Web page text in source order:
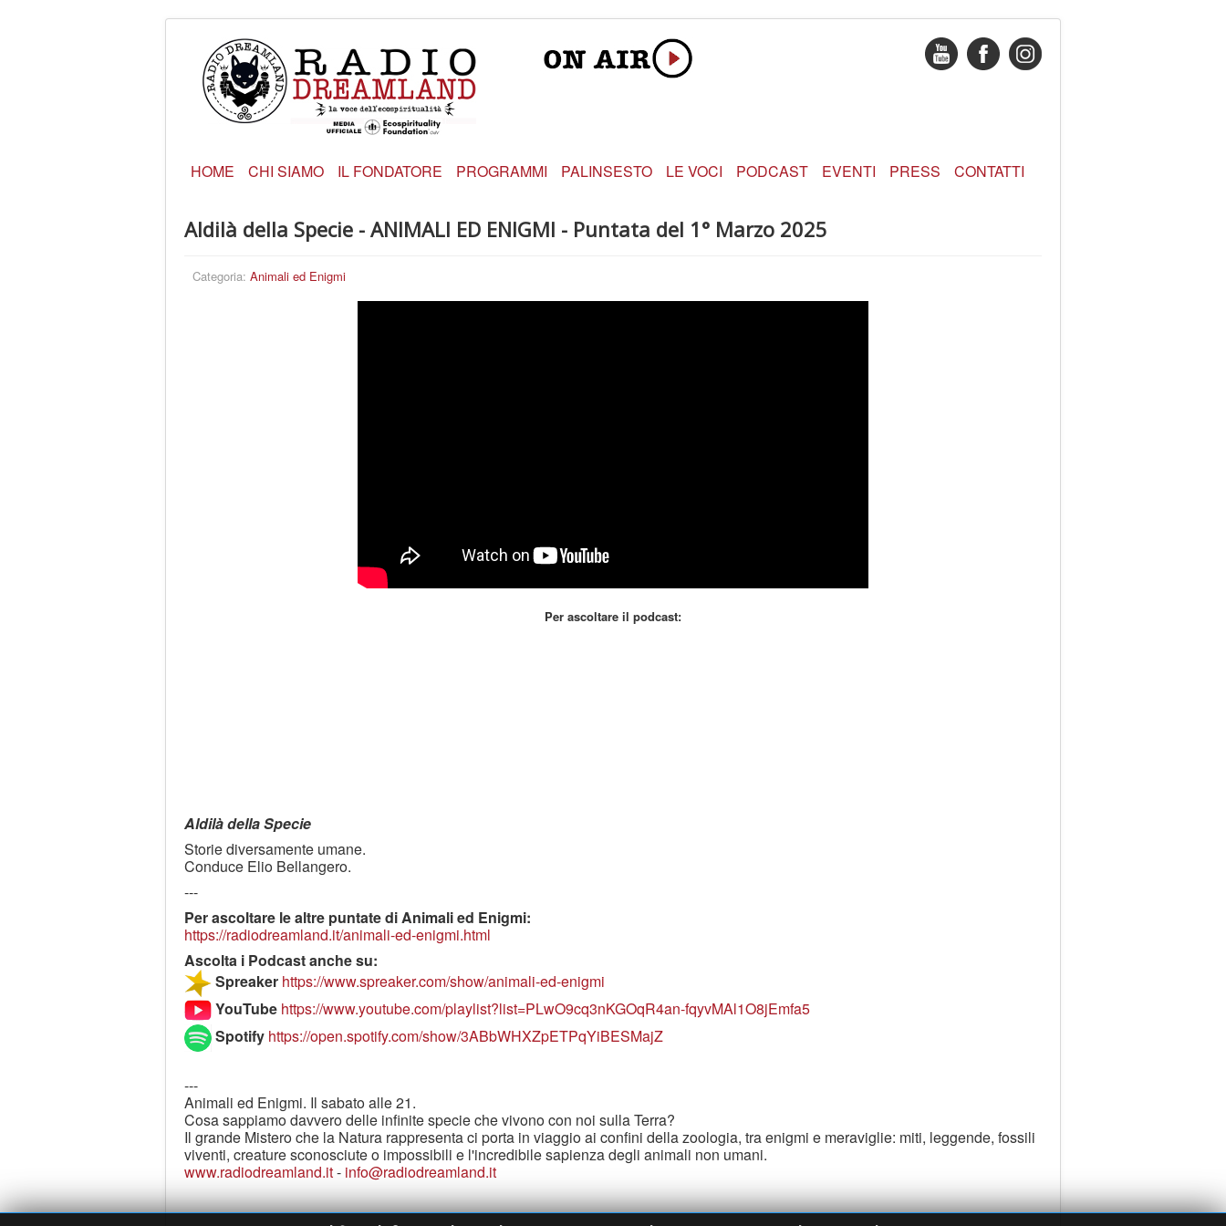
HOME CHI SIAMO IL FONDATORE PROGRAMMI PALINSESTO LE VOCI PODCAST EVENTI PRESS CONTATTI
Aldilà della Specie - ANIMALI ED ENIGMI - Puntata del 1° Marzo 2025
Categoria: Animali ed Enigmi
Per ascoltare il podcast:
Aldilà della Specie
Storie diversamente umane.
Conduce Elio Bellangero.
---
Per ascoltare le altre puntate di Animali ed Enigmi:
https://radiodreamland.it/animali-ed-enigmi.html
Ascolta i Podcast anche su:
Spreaker https://www.spreaker.com/show/animali-ed-enigmi
YouTube https://www.youtube.com/playlist?list=PLwO9cq3nKGOqR4an-fqyvMAl1O8jEmfa5
Spotify https://open.spotify.com/show/3ABbWHXZpETPqYiBESMajZ
---
Animali ed Enigmi. Il sabato alle 21.
Cosa sappiamo davvero delle infinite specie che vivono con noi sulla Terra?
Il grande Mistero che la Natura rappresenta ci porta in viaggio ai confini della zoologia, tra enigmi e meraviglie: miti, leggende, fossili
viventi, creature sconosciute o impossibili e l'incredibile sapienza degli animali non umani.
www.radiodreamland.it- info@radiodreamland.it